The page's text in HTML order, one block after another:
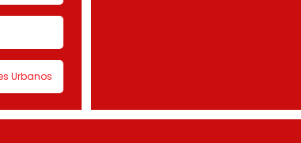
Urbanos